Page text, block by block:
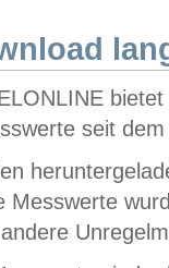
seit
Messwerte